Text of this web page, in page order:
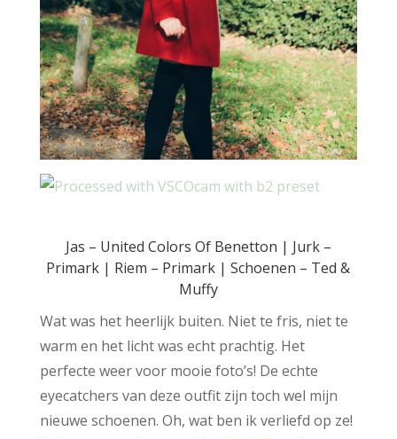
Jas – United Colors Of Benetton | Jurk –
Primark | Riem – Primark | Schoenen – Ted &
Muffy
Wat was het heerlijk buiten. Niet te fris, niet te
warm en het licht was echt prachtig. Het
perfecte weer voor mooie foto’s! De echte
eyecatchers van deze outfit zijn toch wel mijn
nieuwe schoenen. Oh, wat ben ik verliefd op ze!